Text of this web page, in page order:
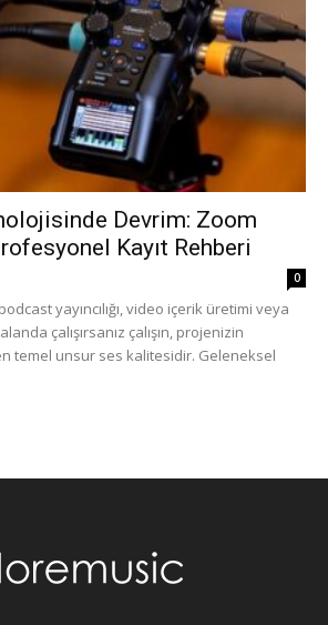
Devrim: Zoom
Kayıt Rehberi
0
yayıncılığı, video içerik üretimi veya
çalışırsanız çalışın, projenizin
temel unsur ses kalitesidir. Geleneksel